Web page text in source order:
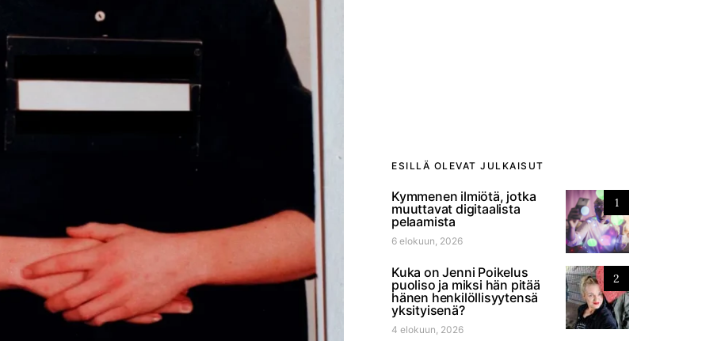
ESILLÄ OLEVAT JULKAISUT
1
Kymmenen ilmiötä, jotka
muuttavat digitaalista
pelaamista
6 elokuun, 2026
2
Kuka on Jenni Poikelus
puoliso ja miksi hän pitää
hänen henkilöllisyytensä
yksityisenä?
4 elokuun, 2026